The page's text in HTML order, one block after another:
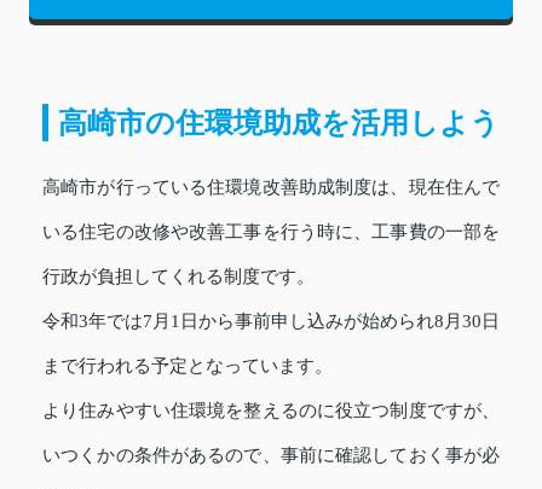
高崎市の住環境助成を活用しよう
高崎市が行っている住環境改善助成制度は、現在住んで
いる住宅の改修や改善工事を行う時に、工事費の一部を
行政が負担してくれる制度です。
令和3年では7月1日から事前申し込みが始められ8月30日
まで行われる予定となっています。
より住みやすい住環境を整えるのに役立つ制度ですが、
いつくかの条件があるので、事前に確認しておく事が必